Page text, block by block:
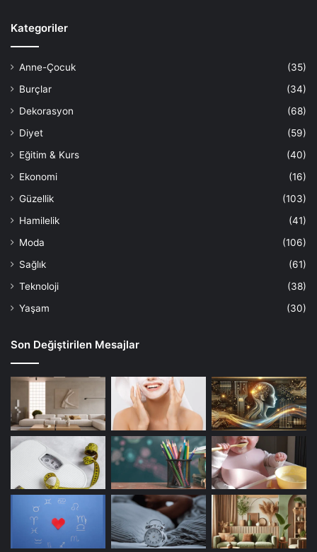
Kategoriler
Anne-Çocuk
(35)
Burçlar
(34)
Dekorasyon
(68)
Diyet
(59)
Eğitim & Kurs
(40)
Ekonomi
(16)
Güzellik
(103)
Hamilelik
(41)
Moda
(106)
Sağlık
(61)
Teknoloji
(38)
Yaşam
(30)
Son Değiştirilen Mesajlar